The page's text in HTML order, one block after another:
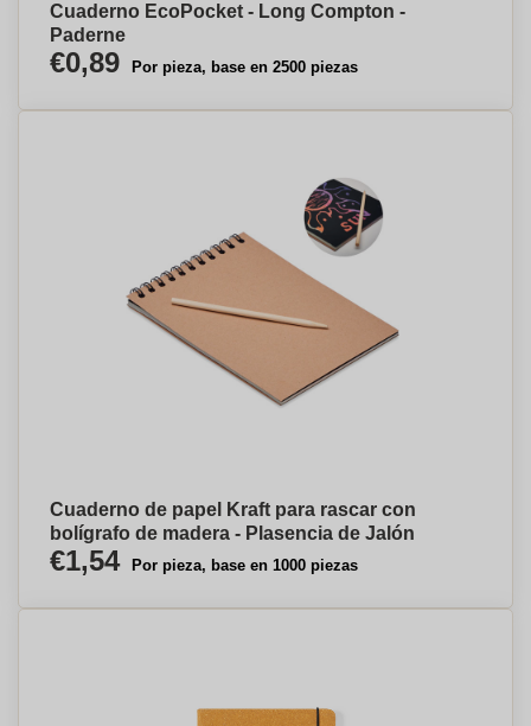
Cuaderno EcoPocket - Long Compton -
Paderne
€0,89 Por pieza, base en 2500 piezas
Cuaderno de papel Kraft para rascar con
bolígrafo de madera - Plasencia de Jalón
€1,54 Por pieza, base en 1000 piezas